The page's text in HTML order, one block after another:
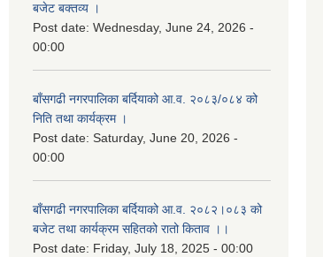
बजेट बक्तव्य ।
Post date: Wednesday, June 24, 2026 -
00:00
बाँसगढी नगरपालिका बर्दियाको आ.व. २०८३/०८४ को
निति तथा कार्यक्रम ।
Post date: Saturday, June 20, 2026 -
00:00
बाँसगढी नगरपालिका बर्दियाको आ.व. २०८२।०८३ को
बजेट तथा कार्यक्रम सहितको रातो किताव ।।
Post date: Friday, July 18, 2025 - 00:00